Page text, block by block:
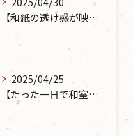
【和紙の透け感が映えるとても素敵な空間に】大分市で障子の張り替えなら 張替本舗 金沢屋 坂ノ市店へ
2025/04/25
【たった一日で和室が生まれ変わった話】畳の表替えなら 張替本舗 金沢屋 坂ノ市店へ